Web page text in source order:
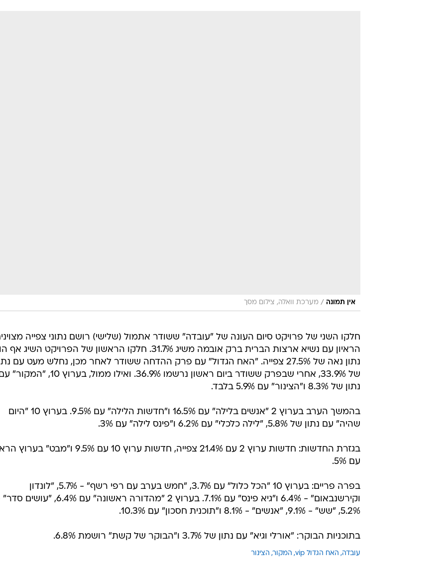
אין תמונה / מערכת וואלה, צילום מסך
חלקו השני של פרויקט סיום העונה של "עובדה" ששודר אתמול (שלישי) רושם נתוני צפייה
הראיון עם נשיא ארצות הברית ברק אובמה משיג 31.7%. חלקו הראשון של הפרויקט השיג
נתון נאה של 27.5% צפייה. "האח הגדול" עם פרק ההדחה ששודר לאחר מכן, נחלש מעט עם
של 33.9%, אחרי שבפרק ששודר ביום ראשון נרשמו 36.9%. ואילו ממול, בערוץ 10,
נתון של 8.3% ו"הצינור" עם 5.9% בלבד.
בהמשך הערב בערוץ 2 "אנשים בלילה" עם 16.5% ו"חדשות הלילה" עם 9.5%. בערוץ 10 "היום
שהיה" עם נתון של 5.8%, "לילה כלכלי" עם 6.2% ו"פינס לילה" עם 3%.
בגזרת החדשות: חדשות ערוץ 2 עם 21.4% צפייה, חדשות ערוץ 10 עם 9.5%
עם 5%.
בפרה פריים: בערוץ 10 "הכל כלול" עם 3.7%, "חמש בערב עם רפי רשף" - 5.7%, "לונדון
וקירשנבאום" - 6.4% ו"גיא פינס" עם 7.1%. בערוץ 2 "מהדורה ראשונה" עם 6.4%,
5.2%, "שש" - 9.1%, "אנשים" - 8.1% ו"תוכנית חסכון" עם 10.3%.
בתוכניות הבוקר: "אורלי וגיא" עם נתון של 3.7% ו"הבוקר של קשת" רושמת 6.8%.
עובדה האח הגדול vip המקור הצינור